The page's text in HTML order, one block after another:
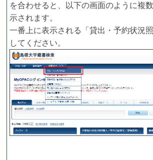
を合わせると、以下の画面のように複
示されます。
一番上に表示される「貸出・予約状況
してください。